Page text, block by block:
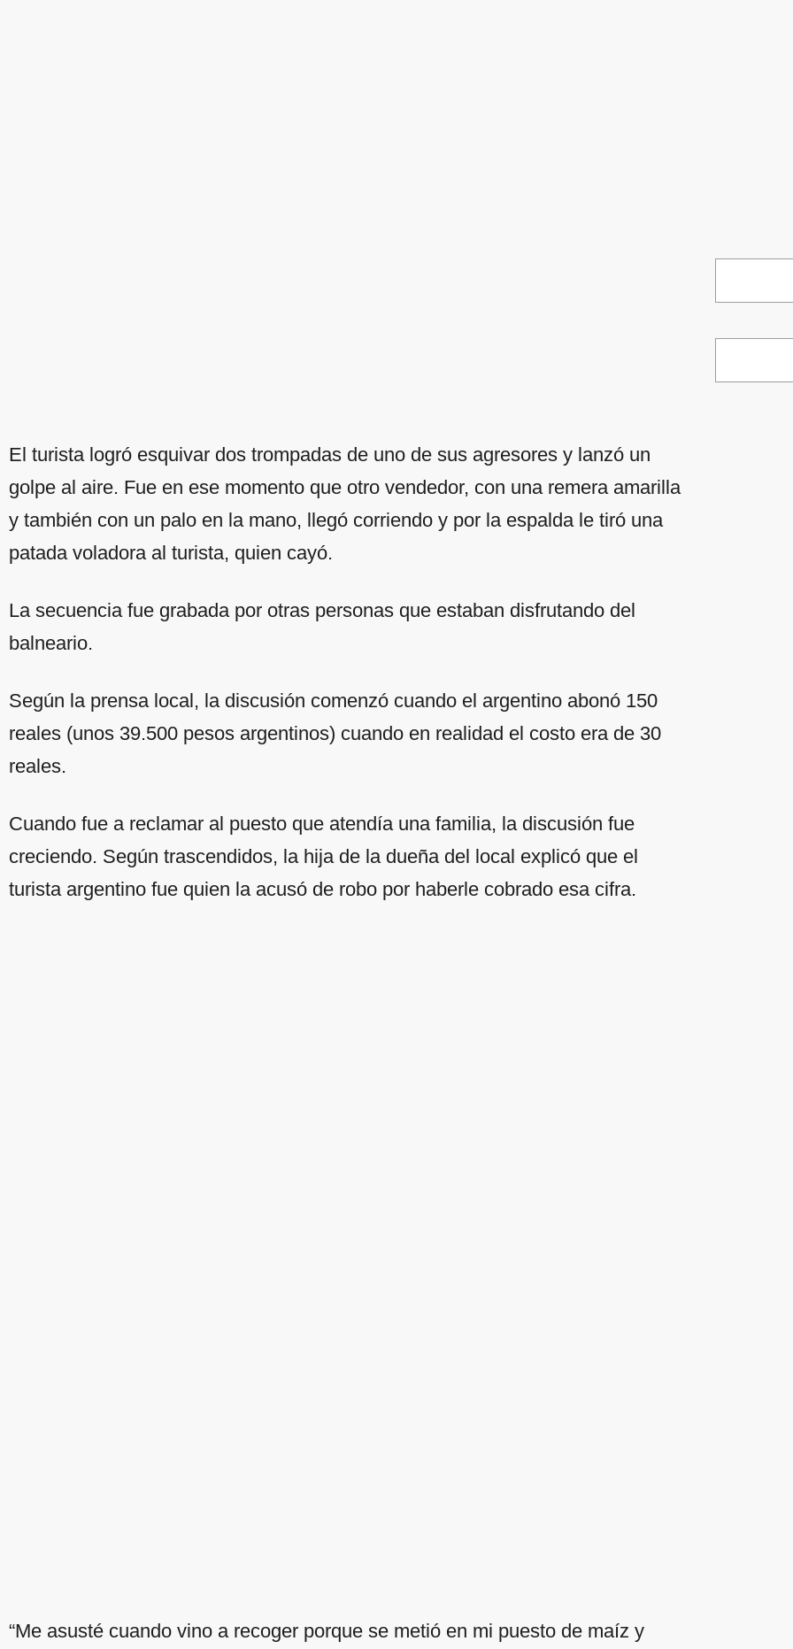
El turista logró esquivar dos trompadas de uno de sus agresores y lanzó un
golpe al aire. Fue en ese momento que otro vendedor, con una remera amarilla
y también con un palo en la mano, llegó corriendo y por la espalda le tiró una
patada voladora al turista, quien cayó.
La secuencia fue grabada por otras personas que estaban disfrutando del
balneario.
Según la prensa local, la discusión comenzó cuando el argentino abonó 150
reales (unos 39.500 pesos argentinos) cuando en realidad el costo era de 30
reales.
Cuando fue a reclamar al puesto que atendía una familia, la discusión fue
creciendo. Según trascendidos, la hija de la dueña del local explicó que el
turista argentino fue quien la acusó de robo por haberle cobrado esa cifra.
“Me asusté cuando vino a recoger porque se metió en mi puesto de maíz y